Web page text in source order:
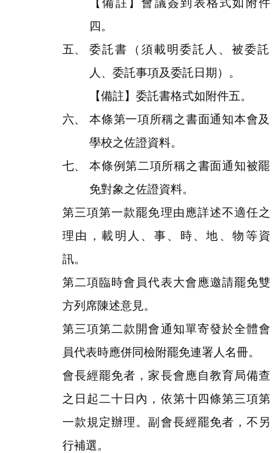
四。
委託書（須載明委託人、被委託
人、委託事項及委託日期）。
【備註】委託書格式如附件五。
本條第一項所稱之書面通知本會及
學校之佐證資料。
本條例第二項所稱之書面通知被罷
免對象之佐證資料。
第三項第一款罷免理由應詳述不適任之
理由，載明人、事、時、地、物等資
訊。
第二項臨時會員代表大會應邀請罷免雙
方列席陳述意見。
第三項第二款開會通知單寄發於全體會
員代表時應併同檢附罷免連署人名冊。
會長經罷免者，家長會應自教育局備查
之日起二十日內，依第十四條第三項第
一款規定辦理。副會長經罷免者，不另
行補選。